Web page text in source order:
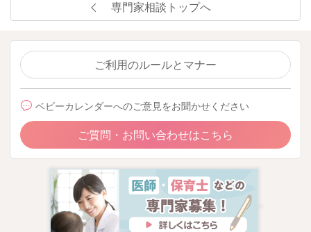
専門家相談トップへ
ご利用のルールとマナー
ベビーカレンダーへのご意見をお聞かせください
ご質問・お問い合わせはこちら